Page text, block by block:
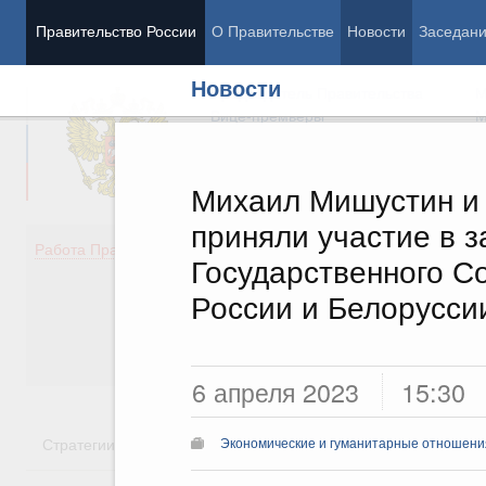
Правительство России О Правительстве Новости
Новости
Михаил Мишустин и
приняли участие в
Государственного
России и
6 апреля 2023 15:30
Экономические и гуманитарные
Председатель Правительства
Вице-премьеры
Работа Правительства
Демография
Здоровье
Образование
Культура
Государство
Стратегии Государственные программы